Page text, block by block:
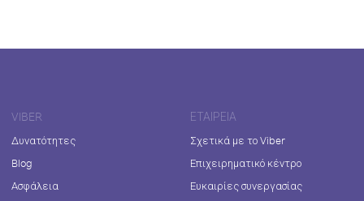
VIBER
Δυνατότητες
Blog
Ασφάλεια
ΕΤΑΙΡΕΊΑ
Σχετικά με το Viber
Επιχειρηματικό κέντρο
Ευκαιρίες συνεργασίας